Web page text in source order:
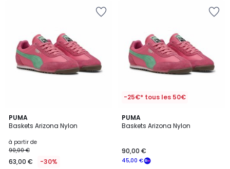
PUMA
Baskets Arizona Nylon
à partir de
90,00 €
63,00 € -30%
5
/
2
Couleurs
-25€* tous les 50€
PUMA
Baskets Arizona Nylon
45,00 €
90,00 €
5
/
2
Couleurs